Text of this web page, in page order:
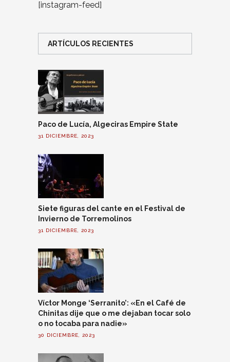
[instagram-feed]
ARTÍCULOS RECIENTES
Paco de Lucía, Algeciras Empire State
31 DICIEMBRE, 2023
Siete figuras del cante en el Festival de
Invierno de Torremolinos
31 DICIEMBRE, 2023
Víctor Monge ‘Serranito’: «En el Café de
Chinitas dije que o me dejaban tocar solo
o no tocaba para nadie»
30 DICIEMBRE, 2023